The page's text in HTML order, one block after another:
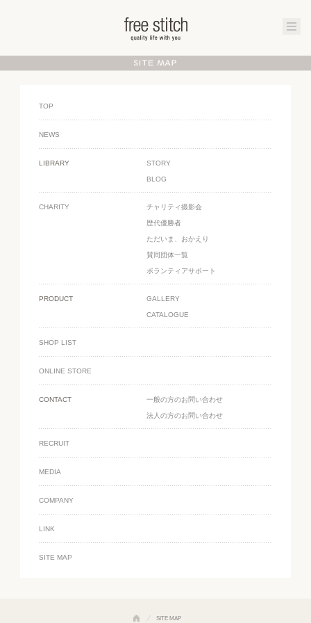
TOP
NEWS
LIBRARY STORY
BLOG
CHARITY チャリティ撮影会
歴代優勝者
ただいま、おかえり
賛同団体一覧
ボランティアサポート
PRODUCT GALLERY
CATALOGUE
SHOP LIST
ONLINE STORE
CONTACT 一般の方のお問い合わせ
法人の方のお問い合わせ
RECRUIT
MEDIA
COMPANY
LINK
SITE MAP
SITE MAP